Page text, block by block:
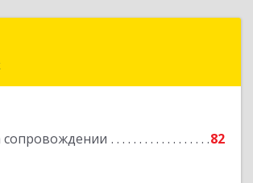
сопровождении 82
Подробнее